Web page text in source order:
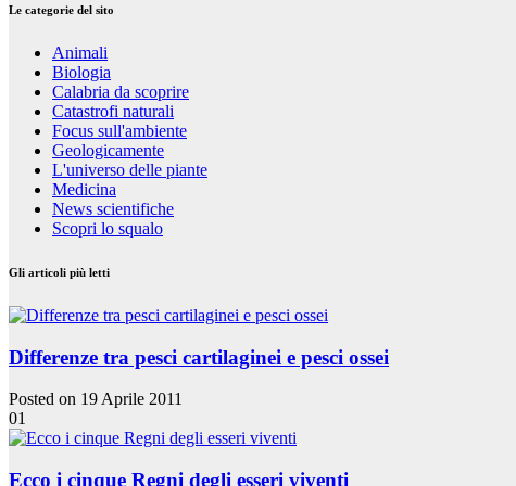
Le categorie del sito
Animali
Biologia
Calabria da scoprire
Catastrofi naturali
Focus sull'ambiente
Geologicamente
L'universo delle piante
Medicina
News scientifiche
Scopri lo squalo
Gli articoli più letti
Differenze tra pesci cartilaginei e pesci ossei
Posted on 19 Aprile 2011
01
Ecco i cinque Regni degli esseri viventi